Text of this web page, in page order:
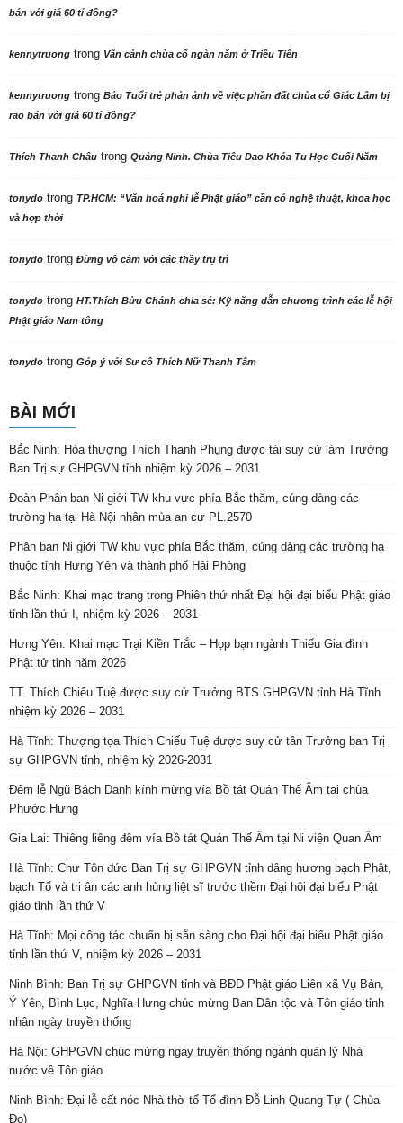
bán với giá 60 tỉ đồng?
kennytruong trong Vãn cảnh chùa cổ ngàn năm ở Triều Tiên
kennytruong trong Báo Tuổi trẻ phản ảnh về việc phần đất chùa cổ Giác Lâm bị
rao bán với giá 60 tỉ đồng?
Thích Thanh Châu trong Quảng Ninh. Chùa Tiêu Dao Khóa Tu Học Cuối Năm
tonydo trong TP.HCM: “Văn hoá nghi lễ Phật giáo” cần có nghệ thuật, khoa học
và hợp thời
tonydo trong Đừng vô cảm với các thầy trụ trì
tonydo trong HT.Thích Bửu Chánh chia sẻ: Kỹ năng dẫn chương trình các lễ hội
Phật giáo Nam tông
tonydo trong Góp ý với Sư cô Thích Nữ Thanh Tâm
BÀI MỚI
Bắc Ninh: Hòa thượng Thích Thanh Phụng được tái suy cử làm Trưởng
Ban Trị sự GHPGVN tỉnh nhiệm kỳ 2026 – 2031
Đoàn Phân ban Ni giới TW khu vực phía Bắc thăm, cúng dàng các
trường hạ tại Hà Nội nhân mùa an cư PL.2570
Phân ban Ni giới TW khu vực phía Bắc thăm, cúng dàng các trường hạ
thuộc tỉnh Hưng Yên và thành phố Hải Phòng
Bắc Ninh: Khai mạc trang trọng Phiên thứ nhất Đại hội đại biểu Phật giáo
tỉnh lần thứ I, nhiệm kỳ 2026 – 2031
Hưng Yên: Khai mạc Trại Kiền Trắc – Họp bạn ngành Thiếu Gia đình
Phật tử tỉnh năm 2026
TT. Thích Chiếu Tuệ được suy cử Trưởng BTS GHPGVN tỉnh Hà Tĩnh
nhiệm kỳ 2026 – 2031
Hà Tĩnh: Thượng tọa Thích Chiếu Tuệ được suy cử tân Trưởng ban Trị
sự GHPGVN tỉnh, nhiệm kỳ 2026-2031
Đêm lễ Ngũ Bách Danh kính mừng vía Bồ tát Quán Thế Âm tại chùa
Phước Hưng
Gia Lai: Thiêng liêng đêm vía Bồ tát Quán Thế Âm tại Ni viện Quan Âm
Hà Tĩnh: Chư Tôn đức Ban Trị sự GHPGVN tỉnh dâng hương bạch Phật,
bạch Tổ và tri ân các anh hùng liệt sĩ trước thềm Đại hội đại biểu Phật
giáo tỉnh lần thứ V
Hà Tĩnh: Mọi công tác chuẩn bị sẵn sàng cho Đại hội đại biểu Phật giáo
tỉnh lần thứ V, nhiệm kỳ 2026 – 2031
Ninh Bình: Ban Trị sự GHPGVN tỉnh và BĐD Phật giáo Liên xã Vụ Bản,
Ý Yên, Bình Lục, Nghĩa Hưng chúc mừng Ban Dân tộc và Tôn giáo tỉnh
nhân ngày truyền thống
Hà Nội: GHPGVN chúc mừng ngày truyền thống ngành quản lý Nhà
nước về Tôn giáo
Ninh Bình: Đại lễ cất nóc Nhà thờ tổ Tổ đình Đỗ Linh Quang Tự ( Chùa
Đọ)